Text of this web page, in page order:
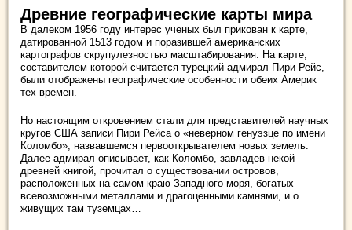
Древние географические карты мира
В далеком 1956 году интерес ученых был прикован к карте,
датированной 1513 годом и поразившей американских
картографов скрупулезностью масштабирования. На карте,
составителем которой считается турецкий адмирал Пири Рейс,
были отображены географические особенности обеих Америк
тех времен.
Но настоящим откровением стали для представителей научных
кругов США записи Пири Рейса о «неверном генуэзце по имени
Коломбо», назвавшемся первооткрывателем новых земель.
Далее адмирал описывает, как Коломбо, завладев некой
древней книгой, прочитал о существовании островов,
расположенных на самом краю Западного моря, богатых
всевозможными металлами и драгоценными камнями, и о
живущих там туземцах…